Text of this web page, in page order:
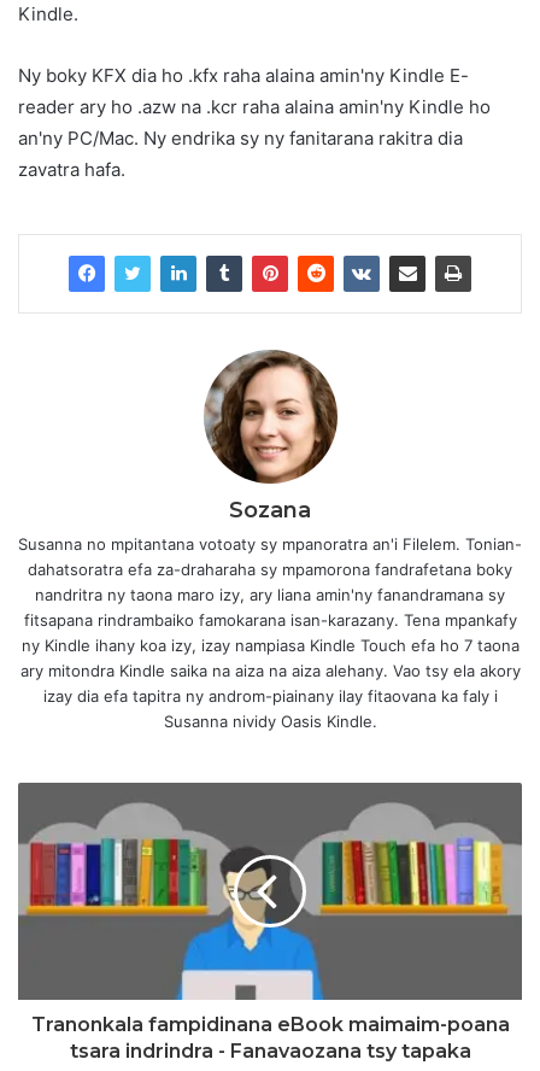
Kindle.
Ny boky KFX dia ho .kfx raha alaina amin'ny Kindle E-
reader ary ho .azw na .kcr raha alaina amin'ny Kindle ho
an'ny PC/Mac. Ny endrika sy ny fanitarana rakitra dia
zavatra hafa.
Sozana
Susanna no mpitantana votoaty sy mpanoratra an'i Filelem. Tonian-
dahatsoratra efa za-draharaha sy mpamorona fandrafetana boky
nandritra ny taona maro izy, ary liana amin'ny fanandramana sy
fitsapana rindrambaiko famokarana isan-karazany. Tena mpankafy
ny Kindle ihany koa izy, izay nampiasa Kindle Touch efa ho 7 taona
ary mitondra Kindle saika na aiza na aiza alehany. Vao tsy ela akory
izay dia efa tapitra ny androm-piainany ilay fitaovana ka faly i
Susanna nividy Oasis Kindle.
Tranonkala fampidinana eBook maimaim-poana
tsara indrindra - Fanavaozana tsy tapaka